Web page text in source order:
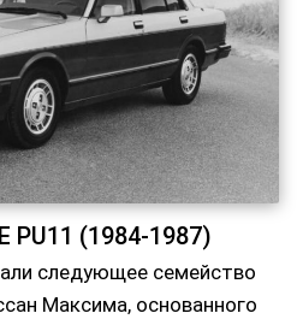
(1984-1987)
следующее семейство
Максима, основанного